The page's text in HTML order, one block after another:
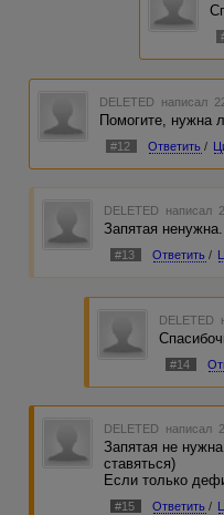
DELETED написал
Помогите, нужна
#12 Ответить /
DELETED написал
Запятая ненужна.
#13 Ответить /
DELETED
#14
DELETED написал
Запятая не
ставяться)
Если только
#15 Ответить /